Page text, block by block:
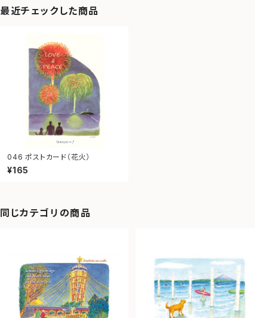
最近チェックした商品
046 ポストカード（花火）
¥165
同じカテゴリの商品